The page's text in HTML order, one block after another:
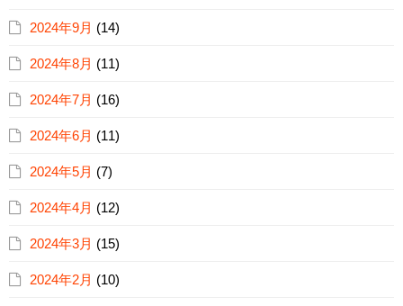
2024年9月 (14)
2024年8月 (11)
2024年7月 (16)
2024年6月 (11)
2024年5月 (7)
2024年4月 (12)
2024年3月 (15)
2024年2月 (10)